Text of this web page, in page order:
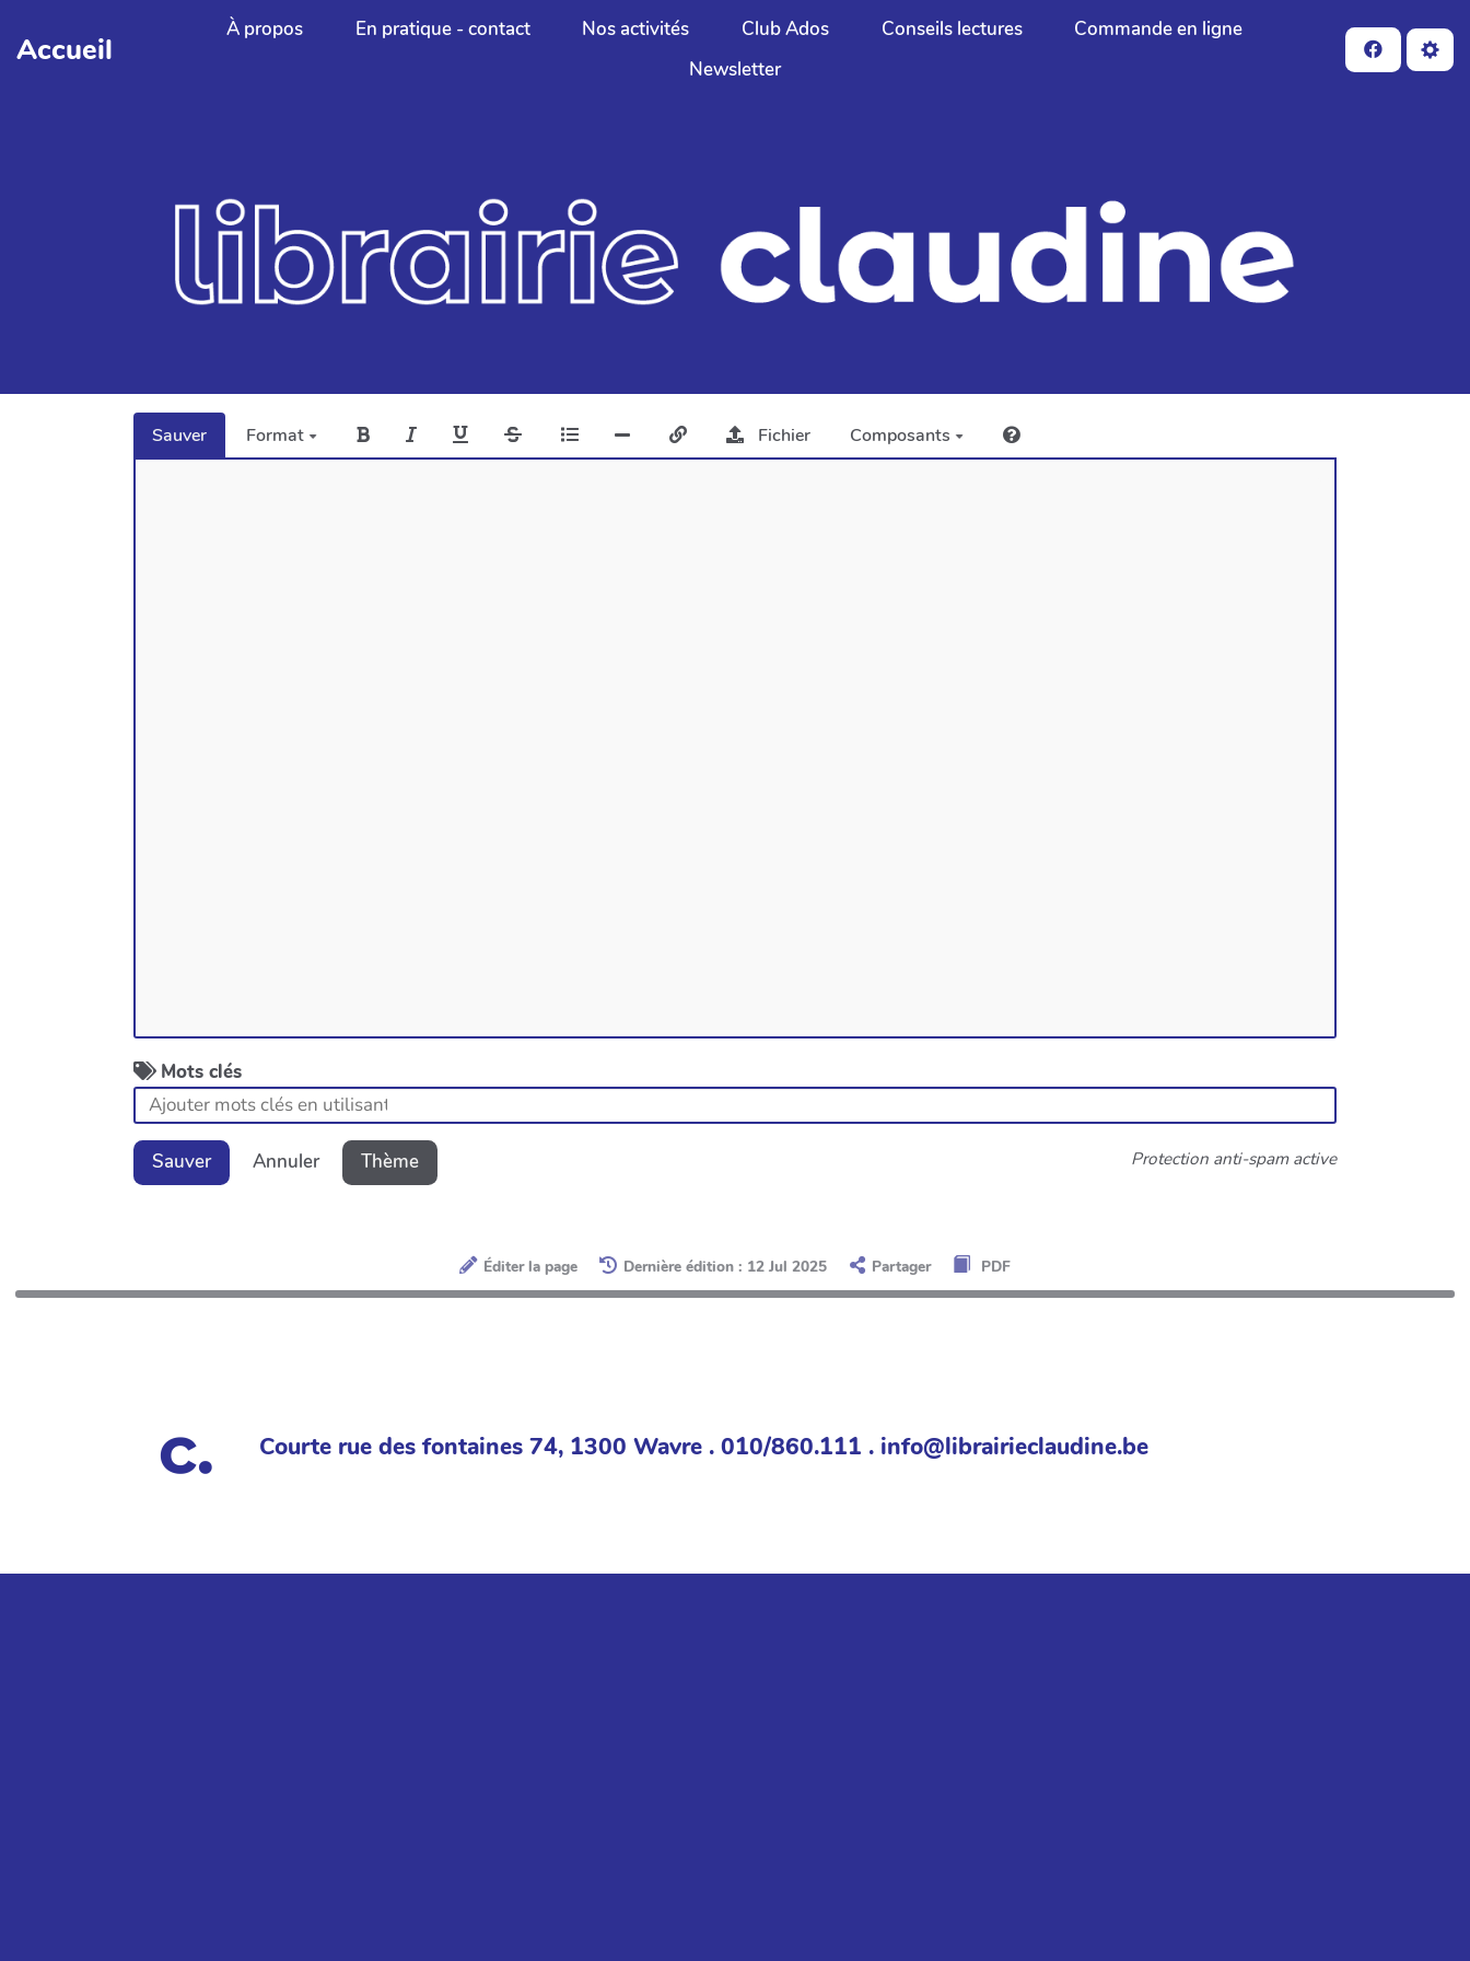
Aller au contenu principal
Accueil
À propos En pratique - contact Nos activités Club Ados Conseils lectures
Commande en ligne
Newsletter
Sauver Format Fichier Composants
Mots clés
Sauver Annuler Thème Protection anti-spam active
Éditer la page Dernière édition : 12 Jul 2025 Partager PDF
Courte rue des fontaines 74, 1300 Wavre . 010/860.111 . info@librairieclaudine.be